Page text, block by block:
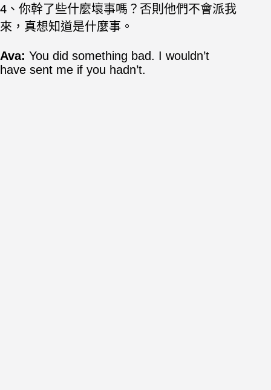
4、你幹了些什麼壞事嗎？否則他們不會派我
來，真想知道是什麼事。
Ava: You did something bad. I wouldn’t
have sent me if you hadn’t.